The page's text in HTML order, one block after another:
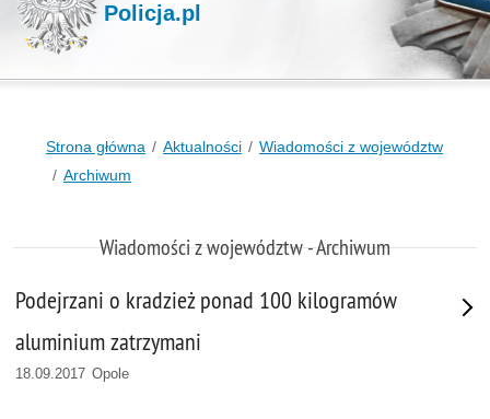
Policja.pl
Strona główna Aktualności
Wiadomości z województw
Archiwum
Wiadomości z województw - Archiwum
Podejrzani o kradzież ponad 100 kilogramów
aluminium zatrzymani
18.09.2017 Opole